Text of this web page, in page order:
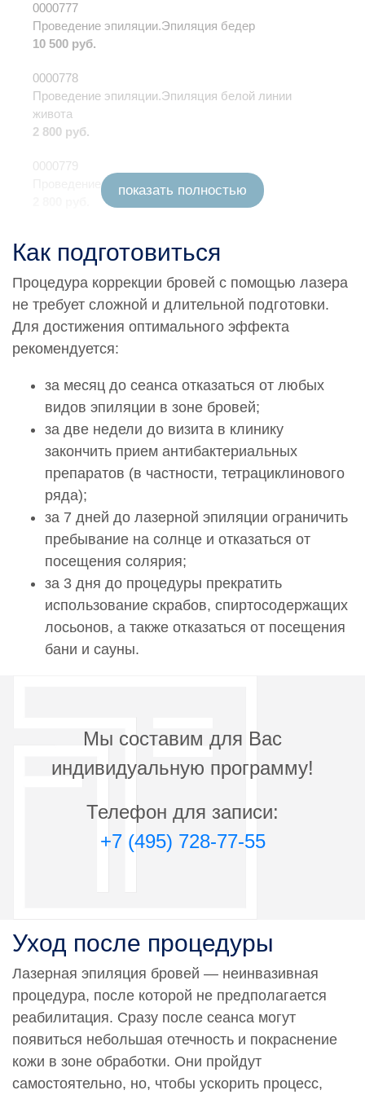
показать полностью
0000777
Проведение эпиляции.Эпиляция бедер
10 500 руб.
0000778
Проведение эпиляции.Эпиляция белой линии
живота
2 800 руб.
0000779
Проведение эпиляции.Эпиляция бровей
Проведение эпиляции.Эпиляция верхней губы
0000781
Проведение эпиляции.Эпиляция височной области
Проведение эпиляции.Эпиляция внутренних
поверхностей бедер
11 900 руб.
Проведение эпиляции.Эпиляция воротниковой
области
4 200 руб.
0000784
Проведение эпиляции.Эпиляция голени
9 300 руб.
0000785
6 200 руб.
0000787
Проведение эпиляции.Эпиляция кистей
Проведение эпиляции.Эпиляция колен
складки
6 600 руб.
0000790
Проведение эпиляции.Эпиляция ног полностью
14 300 руб.
0000791
Проведение эпиляции.Эпиляция области ягодиц
Как подготовиться
Процедура коррекции бровей с помощью лазера
не требует сложной и длительной подготовки.
Для достижения оптимального эффекта
рекомендуется:
за месяц до сеанса отказаться от любых
видов эпиляции в зоне бровей;
за две недели до визита в клинику
закончить прием антибактериальных
препаратов (в частности, тетрациклинового
ряда);
за 7 дней до лазерной эпиляции ограничить
пребывание на солнце и отказаться от
посещения солярия;
за 3 дня до процедуры прекратить
использование скрабов, спиртосодержащих
лосьонов, а также отказаться от посещения
бани и сауны.
Мы составим для Вас
индивидуальную программу!
Телефон для записи:
+7 (495) 728-77-55
Уход после процедуры
Лазерная эпиляция бровей — неинвазивная
процедура, после которой не предполагается
реабилитация. Сразу после сеанса могут
появиться небольшая отечность и покраснение
кожи в зоне обработки. Они пройдут
самостоятельно, но, чтобы ускорить процесс,